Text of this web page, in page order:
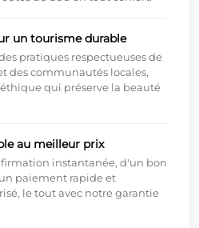
un tourisme durable
pratiques respectueuses de
des communautés locales,
qui préserve la beauté
au meilleur prix
instantanée, d'un bon
paiement rapide et
le tout avec notre garantie